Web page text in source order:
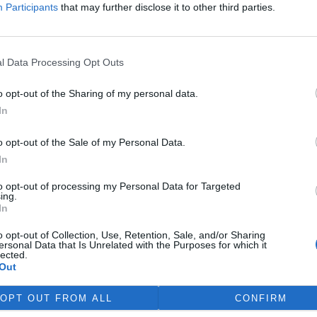
Participants that may further disclose it to other third parties.
Data Processing Opt Outs
opt-out of the Sharing of my personal data.
opt-out of the Sale of my Personal Data.
opt-out of processing my Personal Data for Targeted
opt-out of Collection, Use, Retention, Sale, and/or Sharing
Data that Is Unrelated with the Purposes for which it
OPT OUT FROM ALL CONFIRM
co nejvíce stojících stromů a část lesů obhospodařovat
výmladkovým hospodařením,“ navrhuje Lukáš Čížek.
Foto |Jan Miklín /Biologické centrum AV ČR
si
rozsáhlé a biologicky cenné, rozloha chráněných